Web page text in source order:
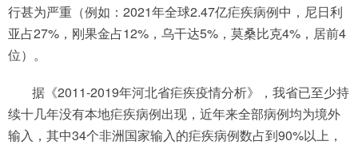
行甚为严重（例如：2021年全球2.47亿疟疾病例中，尼日利
亚占27%，刚果金占12%，乌干达5%，莫桑比克4%，居前4
位）。
据《2011-2019年河北省疟疾疫情分析》，我省已至少持
续十几年没有本地疟疾病例出现，近年来全部病例均为境外
输入，其中34个非洲国家输入的疟疾病例数占到90%以上，